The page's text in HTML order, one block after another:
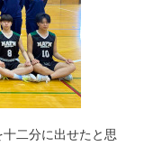
二分に出せたと思